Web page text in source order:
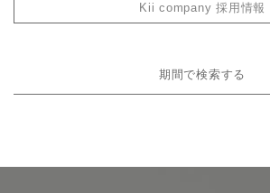
Kii company 採用情報
期間で検索する